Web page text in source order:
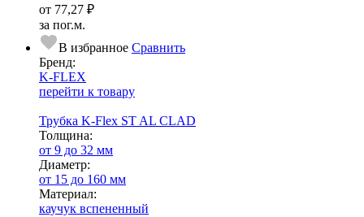
от 77,27 ₽
за пог.м.
В избранное Сравнить
Бренд:
K-FLEX
перейти к товару
Трубка K-Flex ST AL CLAD
Тол­щи­на:
от 9 до 32 мм
Диаметр:
от 15 до 160 мм
Ма­­те­­ри­­ал:
каучук вспененный